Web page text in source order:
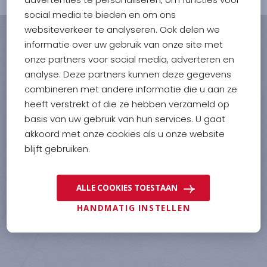
social media te bieden en om ons
websiteverkeer te analyseren. Ook delen we
informatie over uw gebruik van onze site met
onze partners voor social media, adverteren en
analyse. Deze partners kunnen deze gegevens
combineren met andere informatie die u aan ze
heeft verstrekt of die ze hebben verzameld op
basis van uw gebruik van hun services. U gaat
akkoord met onze cookies als u onze website
blijft gebruiken.
HANDMATIG INSTELLEN
ALLE COOKIES TOESTAAN
PAOLO
KOOPVAARDIJWEG 21
4906 CV
OOSTERHOUT NB